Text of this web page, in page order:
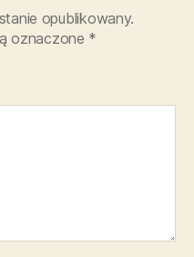
opublikowany.
oznaczone *